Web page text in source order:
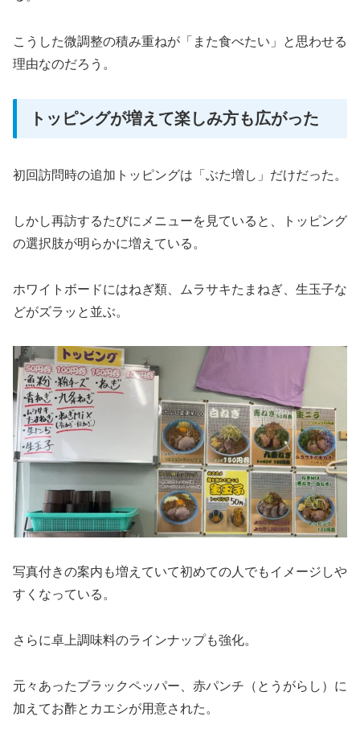
こうした微調整の積み重ねが「また食べたい」と思わせる
理由なのだろう。
トッピングが増えて楽しみ方も広がった
初回訪問時の追加トッピングは「ぶた増し」だけだった。
しかし再訪するたびにメニューを見ていると、トッピング
の選択肢が明らかに増えている。
ホワイトボードにはねぎ類、ムラサキたまねぎ、生玉子な
どがズラッと並ぶ。
写真付きの案内も増えていて初めての人でもイメージしや
すくなっている。
さらに卓上調味料のラインナップも強化。
元々あったブラックペッパー、赤パンチ（とうがらし）に
加えてお酢とカエシが用意された。